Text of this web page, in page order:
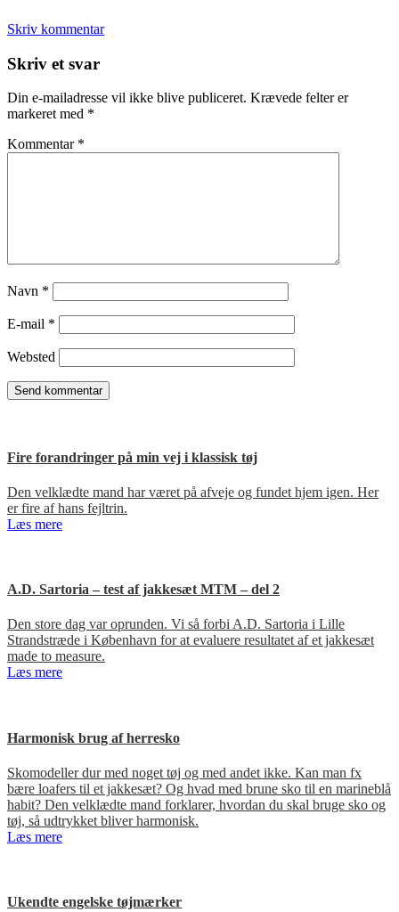
Skriv kommentar
Læserinteraktioner
Skriv et svar
Din e-mailadresse vil ikke blive publiceret. Krævede felter er
markeret med *
Kommentar *
Navn *
E-mail *
Websted
Fire forandringer på min vej i klassisk tøj
Den velklædte mand har været på afveje og fundet hjem igen. Her
er fire af hans fejltrin.
Læs mere
A.D. Sartoria – test af jakkesæt MTM – del 2
Den store dag var oprunden. Vi så forbi A.D. Sartoria i Lille
Strandstræde i København for at evaluere resultatet af et jakkesæt
made to measure.
Læs mere
Harmonisk brug af herresko
Skomodeller dur med noget tøj og med andet ikke. Kan man fx
bære loafers til et jakkesæt? Og hvad med brune sko til en marineblå
habit? Den velklædte mand forklarer, hvordan du skal bruge sko og
tøj, så udtrykket bliver harmonisk.
Læs mere
Ukendte engelske tøjmærker